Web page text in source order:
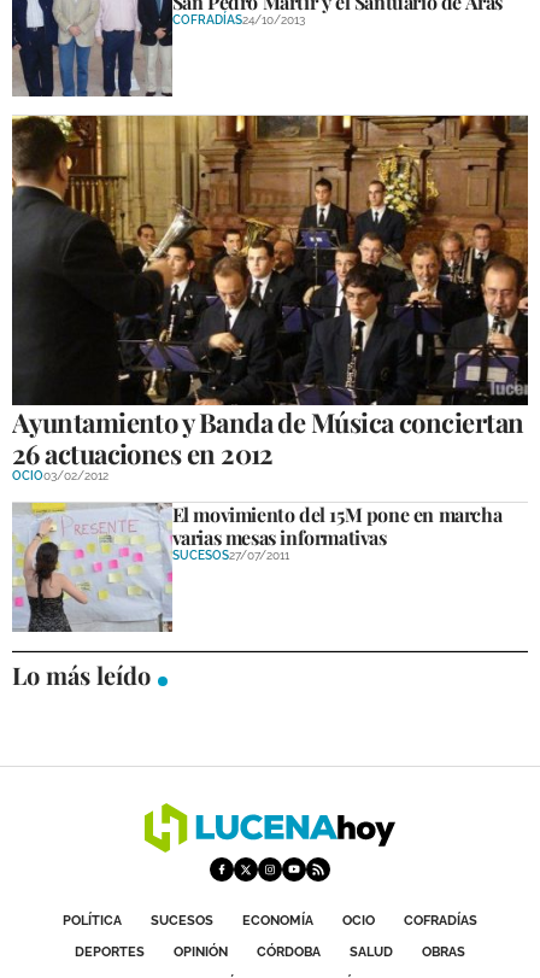
COFRADÍAS24/10/2013
Ayuntamiento y Banda de Música conciertan
26 actuaciones en 2012
OCIO03/02/2012
El movimiento del 15M pone en marcha
varias mesas informativas
SUCESOS27/07/2011
Lo más leído
POLÍTICA SUCESOS ECONOMÍA OCIO
COFRADÍAS
DEPORTES
OPINIÓN CÓRDOBA SALUD
OBRAS